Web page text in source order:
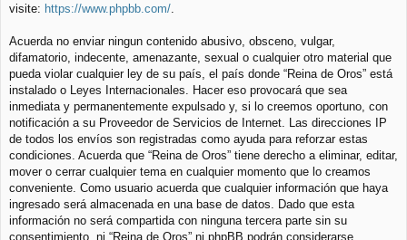
visite: https://www.phpbb.com/
Acuerda no enviar ningun contenido abusivo, obsceno, vulgar,
difamatorio, indecente, amenazante, sexual o cualquier otro material que
pueda violar cualquier ley de su país, el país donde “Reina de Oros” está
instalado o Leyes Internacionales. Hacer eso provocará que sea
inmediata y permanentemente expulsado y, si lo creemos oportuno, con
notificación a su Proveedor de Servicios de Internet. Las direcciones IP
de todos los envíos son registradas como ayuda para reforzar estas
condiciones. Acuerda que “Reina de Oros” tiene derecho a eliminar, editar,
mover o cerrar cualquier tema en cualquier momento que lo creamos
conveniente. Como usuario acuerda que cualquier información que haya
ingresado será almacenada en una base de datos. Dado que esta
información no será compartida con ninguna tercera parte sin su
consentimiento, ni “Reina de Oros” ni phpBB podrán considerarse